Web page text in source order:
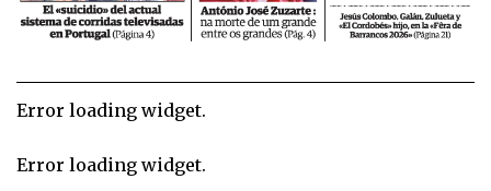
Error loading widget.
Error loading widget.